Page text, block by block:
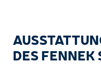
DES FENNEK